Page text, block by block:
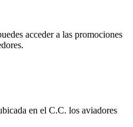
acceder a las promociones
en el C.C. los aviadores